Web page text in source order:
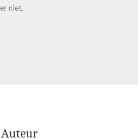
niet.
Auteur